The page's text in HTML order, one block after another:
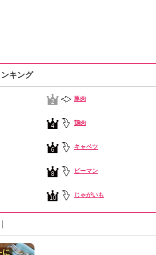
キング
2 豚肉
4 鶏肉
6 キャベツ
8 ピーマン
10 じゃがいも